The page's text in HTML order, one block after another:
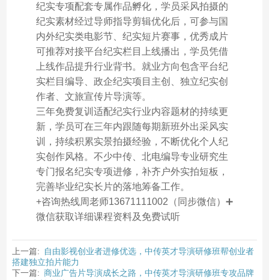
纪实专项配套专属作品孵化，学员采风拍摄的
纪实素材经过导师指导剪辑优化后，可参与国
内外纪实类电影节、纪实短片赛事，优秀成片
可推荐对接平台纪实栏目上线播出，学员凭借
上线作品提升行业背书。就业方向包含平台纪
实栏目编导、政企纪实项目主创、独立纪实创
作者、文旅宣传片导演等。
三年免费复训适配纪实行业内容题材的持续更
新，学员可在三年内跟随每期新班外出采风实
训，持续积累实景拍摄经验，不断优化个人纪
实创作风格。不少中传、北电编导专业研究生
专门报名纪实专项进修，补齐户外实拍短板，
完善毕业纪实长片的落地筹备工作。
+咨询热线周老师13671111002（同步微信）➕
微信获取详细课程资料及免费试听
上一篇:
自由影视创业者进修优选，中传英才导演研修班帮创业者
搭建独立拍片能力
下一篇: 商业广告片导演成长之路，中传英才导演研修班专攻品牌